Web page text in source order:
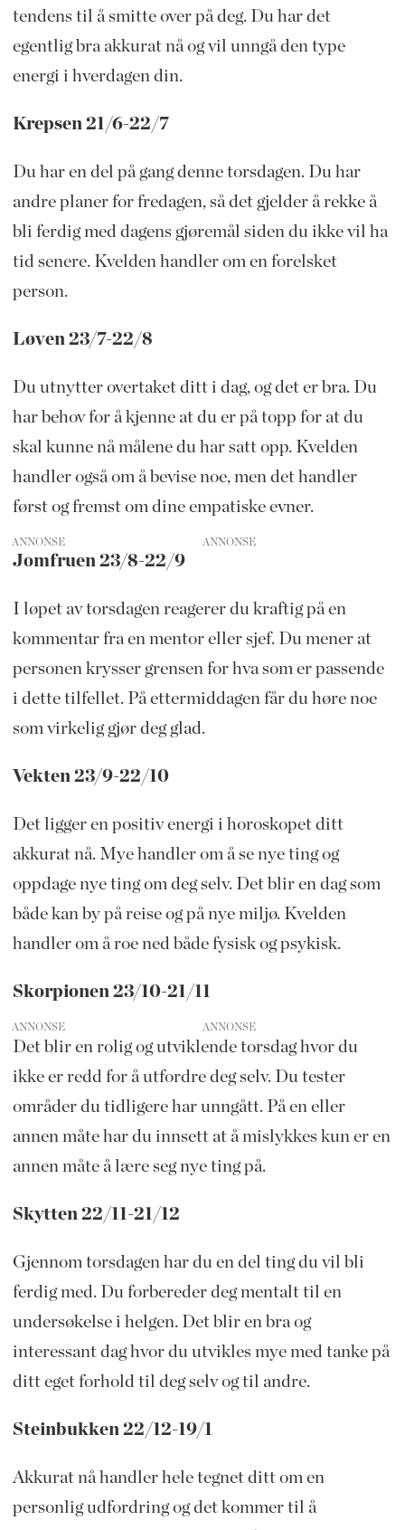
tendens til å smitte over på deg. Du har det
egentlig bra akkurat nå og vil unngå den type
energi i hverdagen din.
Krepsen 21/6-22/7
Du har en del på gang denne torsdagen. Du har
andre planer for fredagen, så det gjelder å rekke å
bli ferdig med dagens gjøremål siden du ikke vil ha
tid senere. Kvelden handler om en forelsket
person.
Løven 23/7-22/8
Du utnytter overtaket ditt i dag, og det er bra. Du
har behov for å kjenne at du er på topp for at du
skal kunne nå målene du har satt opp. Kvelden
handler også om å bevise noe, men det handler
først og fremst om dine empatiske evner.
ANNONSE
Jomfruen 23/8-22/9
I løpet av torsdagen reagerer du kraftig på en
kommentar fra en mentor eller sjef. Du mener at
personen krysser grensen for hva som er passende
i dette tilfellet. På ettermiddagen får du høre noe
som virkelig gjør deg glad.
Vekten 23/9-22/10
Det ligger en positiv energi i horoskopet ditt
akkurat nå. Mye handler om å se nye ting og
oppdage nye ting om deg selv. Det blir en dag som
både kan by på reise og på nye miljø. Kvelden
handler om å roe ned både fysisk og psykisk.
Skorpionen 23/10-21/11
ANNONSE
Det blir en rolig og utviklende torsdag hvor du
ikke er redd for å utfordre deg selv. Du tester
områder du tidligere har unngått. På en eller
annen måte har du innsett at å mislykkes kun er en
annen måte å lære seg nye ting på.
Skytten 22/11-21/12
Gjennom torsdagen har du en del ting du vil bli
ferdig med. Du forbereder deg mentalt til en
undersøkelse i helgen. Det blir en bra og
interessant dag hvor du utvikles mye med tanke på
ditt eget forhold til deg selv og til andre.
Steinbukken 22/12-19/1
Akkurat nå handler hele tegnet ditt om en
personlig udfordring og det kommer til å